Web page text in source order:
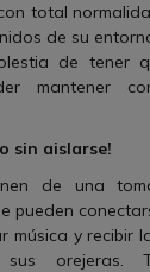
total
de su
de tener
mantener
sin aislarse!
de una
pueden
música y recibir
orejeras.